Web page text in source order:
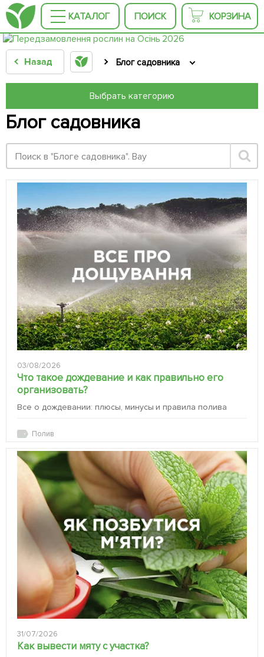
КАТАЛОГ ПОИСК КОРЗИНА
Назад Блог садовника
Выбрать категорию
Блог садовника
03/08/2026
Что такое дождевание и как правильно его
организовать?
Все о дождевании: плюсы, минусы и правила полива
Полив
31/07/2026
Как вывести мяту с участка?